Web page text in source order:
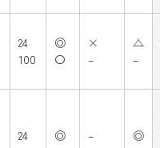
24
100
◎
〇
×
–
△
–
24 ◎ – ◎